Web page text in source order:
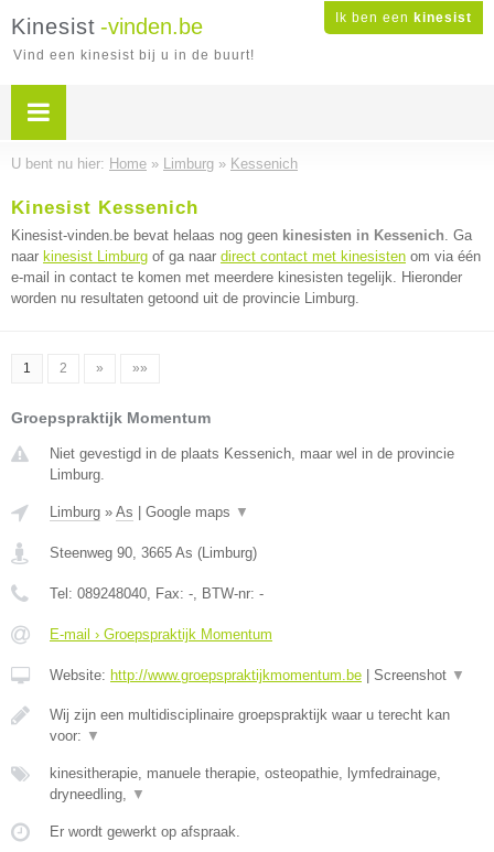
Ik ben een kinesist
Kinesist -vinden.be
Vind een kinesist bij u in de buurt!
U bent nu hier: Home » Limburg » Kessenich
Kinesist Kessenich
Kinesist-vinden.be bevat helaas nog geen kinesisten in Kessenich. Ga
naar kinesist Limburg of ga naar direct contact met kinesisten om via één
e-mail in contact te komen met meerdere kinesisten tegelijk. Hieronder
worden nu resultaten getoond uit de provincie Limburg.
1 2 » »»
Groepspraktijk Momentum
Niet gevestigd in de plaats Kessenich, maar wel in de provincie
Limburg.
Limburg » As Google maps ▼
Steenweg 90, 3665 As (Limburg)
Tel: 089248040, Fax: -, BTW-nr: -
E-mail › Groepspraktijk Momentum
Website: http://www.groepspraktijkmomentum.be Screenshot ▼
Wij zijn een multidisciplinaire groepspraktijk waar u terecht kan
voor: ▼
kinesitherapie, manuele therapie, osteopathie, lymfedrainage,
dryneedling, ▼
Er wordt gewerkt op afspraak.